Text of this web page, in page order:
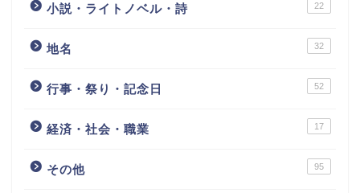
小説・ライトノベル・詩 22
地名 32
行事・祭り・記念日 52
経済・社会・職業 17
その他 95